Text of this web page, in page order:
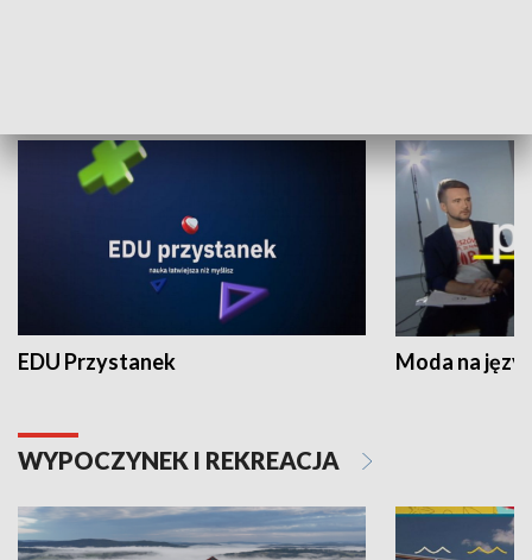
EDU Przystanek Moda na
WYPOCZYNEK I REKREACJA